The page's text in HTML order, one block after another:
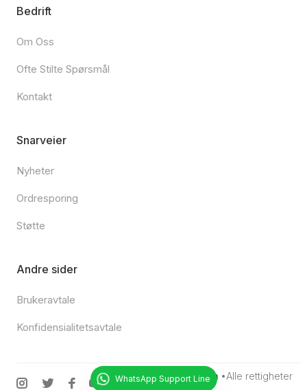
Bedrift
Om Oss
Ofte Stilte Spørsmål
Kontakt
Snarveier
Nyheter
Ordresporing
Støtte
Andre sider
Brukeravtale
Konfidensialitetsavtale
© 2025 Gunesgame.com •Alle rettigheter
WhatsApp Support Line